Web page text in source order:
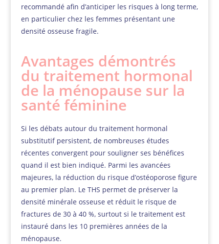
recommandé afin d’anticiper les risques à long terme,
en particulier chez les femmes présentant une
densité osseuse fragile.
Avantages démontrés
du traitement hormonal
de la ménopause sur la
santé féminine
Si les débats autour du traitement hormonal
substitutif persistent, de nombreuses études
récentes convergent pour souligner ses bénéfices
quand il est bien indiqué. Parmi les avancées
majeures, la réduction du risque d’ostéoporose figure
au premier plan. Le THS permet de préserver la
densité minérale osseuse et réduit le risque de
fractures de 30 à 40 %, surtout si le traitement est
instauré dans les 10 premières années de la
ménopause.